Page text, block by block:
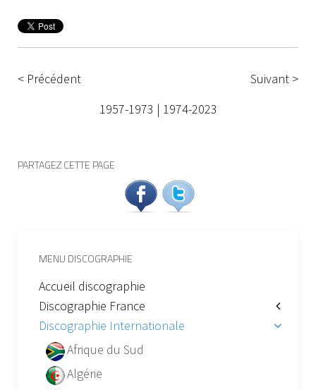
< Précédent
Suivant >
1957-1973 | 1974-2023
PARTAGEZ CETTE PAGE
MENU DISCOGRAPHIE
Accueil discographie
Discographie France
Discographie Internationale
Afrique du Sud
Algérie